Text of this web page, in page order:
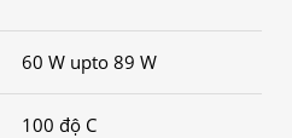
60 W upto 89 W
100 độ C